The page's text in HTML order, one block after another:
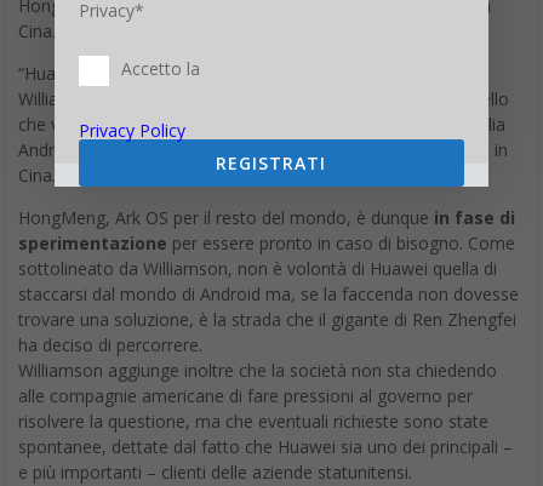
HongMeng, nome che il sistema operativo di Huawei avrà in
Cina.
“Huawei sta per lanciare un potenziale sostituto”, ha riferito
Williamson a Città del Messico, aggiungendo che “non è quello
che vuole Huawei. Siamo molto felici di far parte della famiglia
Android, tuttavia Hongmeng è in fase di test, principalmente in
Cina.”
HongMeng, Ark OS per il resto del mondo, è dunque in fase di
sperimentazione per essere pronto in caso di bisogno. Come
sottolineato da Williamson, non è volontà di Huawei quella di
staccarsi dal mondo di Android ma, se la faccenda non dovesse
trovare una soluzione, è la strada che il gigante di Ren Zhengfei
ha deciso di percorrere.
Williamson aggiunge inoltre che la società non sta chiedendo
alle compagnie americane di fare pressioni al governo per
risolvere la questione, ma che eventuali richieste sono state
spontanee, dettate dal fatto che Huawei sia uno dei principali –
e più importanti – clienti delle aziende statunitensi.
Privacy*
Accetto la
Privacy Policy
REGISTRATI